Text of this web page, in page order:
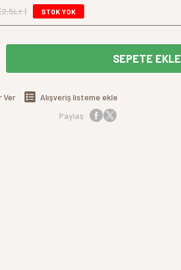
STOK YOK
SEPETE EKLE
Alışveriş listeme ekle
Ver
Paylaş: